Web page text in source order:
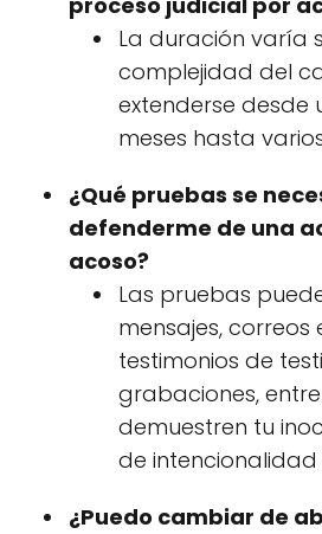
La duración varía
complejidad del
extenderse desde
meses hasta
¿Qué pruebas se
defenderme de una
acoso?
Las pruebas
mensajes, correos
testimonios de
grabaciones,
demuestren tu
de intencionalidad
¿Puedo cambiar de